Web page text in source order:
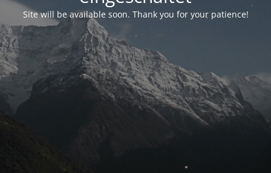
Site will be available soon. Thank you for your patience!